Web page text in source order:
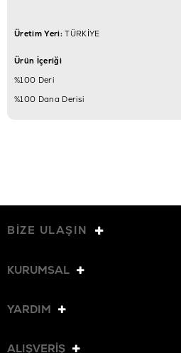
Üretim Yeri:TÜRKİYE
Ürün İçeriği
%100 Deri
%100 Dana Derisi
BİZE ULAŞIN
KURUMSAL
YARDIM
ALIŞVERİŞ